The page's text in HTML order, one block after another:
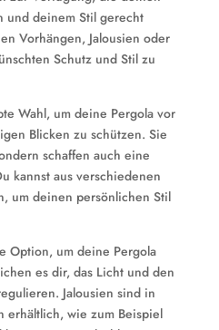
und deinem Stil gerecht
Vorhängen, Jalousien oder
Schutz und Stil zu
Wahl, um deine Pergola vor
Blicken zu schützen. Sie
schaffen auch eine
kannst aus verschiedenen
um deinen persönlichen Stil
Option, um deine Pergola
es dir, das Licht und den
Jalousien sind in
erhältlich, wie zum Beispiel